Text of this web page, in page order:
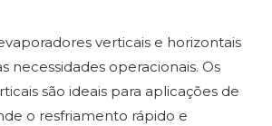
verticais e horizontais
necessidades operacionais. Os
são ideais para aplicações de
o resfriamento rápido e